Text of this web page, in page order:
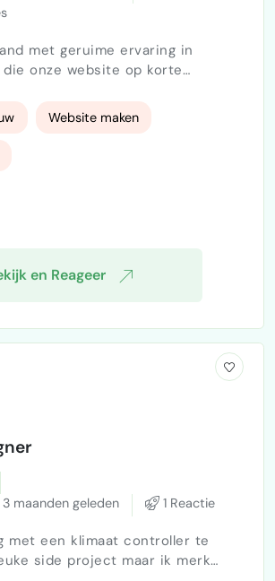
met geruime ervaring in
die onze website op korte
Vergoeding is op basis van
Website maken
en Reageer
maanden geleden
1 Reactie
met een klimaat controller te
side project maar ik merk